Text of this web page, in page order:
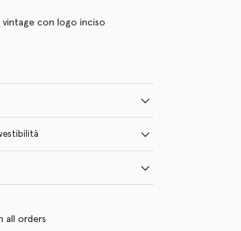
vintage con logo inciso
all orders